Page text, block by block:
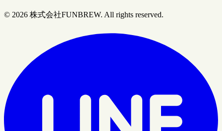
© 2026 株式会社FUNBREW. All rights reserved.